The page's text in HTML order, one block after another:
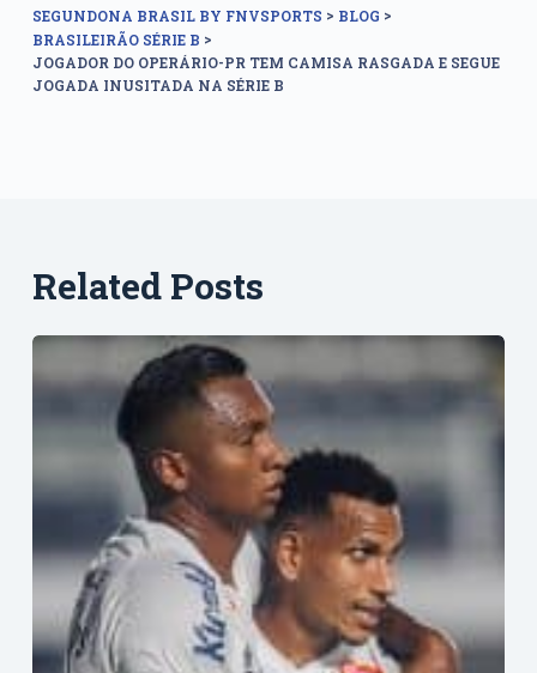
SEGUNDONA BRASIL BY FNVSPORTS > BLOG >
BRASILEIRÃO SÉRIE B >
JOGADOR DO OPERÁRIO-PR TEM CAMISA RASGADA E SEGUE
JOGADA INUSITADA NA SÉRIE B
Related Posts